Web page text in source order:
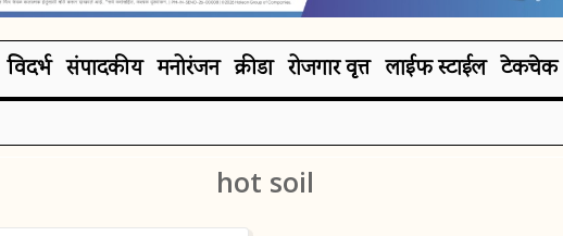
विदर्भ संपादकीय मनोरंजन क्रीडा रोजगार वृत्त लाईफ स्टाईल टेकचेक
hot soil